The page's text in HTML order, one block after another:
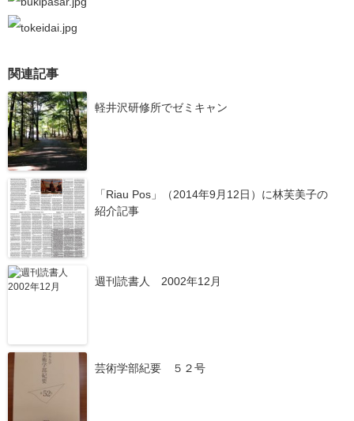
関連記事
軽井沢研修所でゼミキャン
「Riau Pos」（2014年9月12日）に林芙美子の
紹介記事
週刊読書人 2002年12月
芸術学部紀要 ５２号